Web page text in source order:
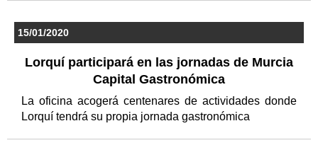
15/01/2020
Lorquí participará en las jornadas de Murcia
Capital Gastronómica
La oficina acogerá centenares de actividades donde
Lorquí tendrá su propia jornada gastronómica